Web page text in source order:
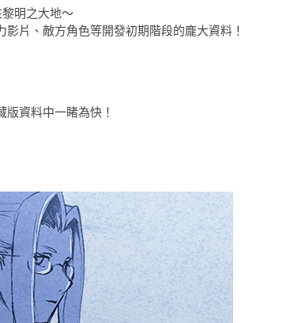
明之大地～
片、敵方角色等開發初期階段的龐大資料！
資料中一睹為快！